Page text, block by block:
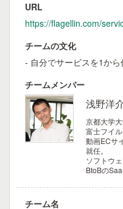
URL
https://flagellin.com/
チームの文化
- 自分でサービスを1か
チームメンバー
浅野洋
京都大学
富士フイ
動画ECサ
就任。
ソフトウ
BtoBの
チーム名